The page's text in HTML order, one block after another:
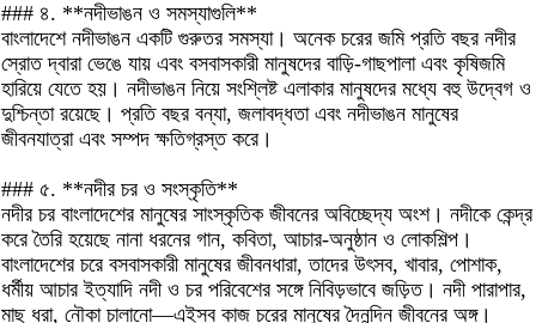
### ৪. **নদীভাঙন ও সমস্যাগুলি**
বাংলাদেশে নদীভাঙন একটি গুরুতর সমস্যা। অনেক চরের জমি প্রতি বছর নদীর
স্রোত দ্বারা ভেঙে যায় এবং বসবাসকারী মানুষদের বাড়ি-গাছপালা এবং কৃষিজমি
হারিয়ে যেতে হয়। নদীভাঙন নিয়ে সংশ্লিষ্ট এলাকার মানুষদের মধ্যে বহু উদ্বেগ ও
দুশ্চিন্তা রয়েছে। প্রতি বছর বন্যা, জলাবদ্ধতা এবং নদীভাঙন মানুষের
জীবনযাত্রা এবং সম্পদ ক্ষতিগ্রস্ত করে।
### ৫. **নদীর চর ও সংস্কৃতি**
নদীর চর বাংলাদেশের মানুষের সাংস্কৃতিক জীবনের অবিচ্ছেদ্য অংশ। নদীকে কেন্দ্র
করে তৈরি হয়েছে নানা ধরনের গান, কবিতা, আচার-অনুষ্ঠান ও লোকশিল্প।
বাংলাদেশের চরে বসবাসকারী মানুষের জীবনধারা, তাদের উৎসব, খাবার, পোশাক,
ধর্মীয় আচার ইত্যাদি নদী ও চর পরিবেশের সঙ্গে নিবিড়ভাবে জড়িত। নদী পারাপার,
মাছ ধরা, নৌকা চালানো—এইসব কাজ চরের মানুষের দৈনন্দিন জীবনের অঙ্গ।